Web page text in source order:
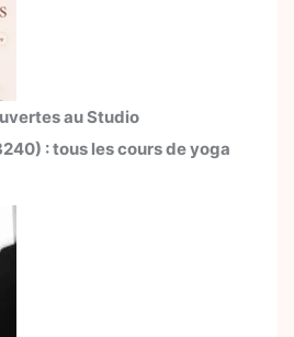
au Studio
: tous les cours de yoga